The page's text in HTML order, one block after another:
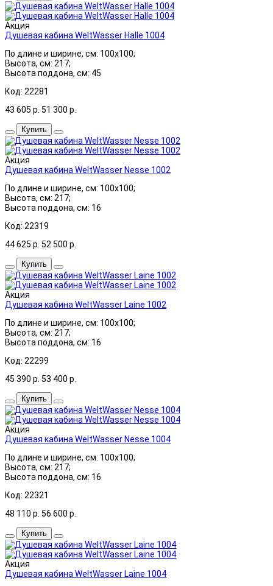
Акция
Душевая кабина WeltWasser Halle 1004
По длине и ширине, см: 100x100;
Высота, см: 217;
Высота поддона, см: 45
Код: 22281
43 605 р. 51 300 р.
Купить
Акция
Душевая кабина WeltWasser Nesse 1002
По длине и ширине, см: 100x100;
Высота, см: 217;
Высота поддона, см: 16
Код: 22319
44 625 р. 52 500 р.
Купить
Акция
Душевая кабина WeltWasser Laine 1002
По длине и ширине, см: 100x100;
Высота, см: 217;
Высота поддона, см: 16
Код: 22299
45 390 р. 53 400 р.
Купить
Акция
Душевая кабина WeltWasser Nesse 1004
По длине и ширине, см: 100x100;
Высота, см: 217;
Высота поддона, см: 16
Код: 22321
48 110 р. 56 600 р.
Купить
Акция
Душевая кабина WeltWasser Laine 1004